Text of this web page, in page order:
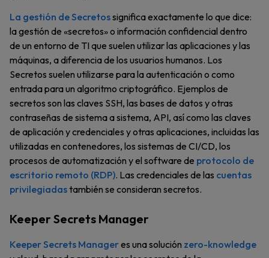
La gestión de Secretossignifica exactamente lo que dice:
la gestión de «secretos» o información confidencial dentro
de un entorno de TI que suelen utilizar las aplicaciones y las
máquinas, a diferencia de los usuarios humanos. Los
Secretos suelen utilizarse para la autenticación o como
entrada para un algoritmo criptográfico. Ejemplos de
secretos son las claves SSH, las bases de datos y otras
contraseñas de sistema a sistema, API, así como las claves
de aplicación y credenciales y otras aplicaciones, incluidas las
utilizadas en contenedores, los sistemas de CI/CD, los
procesos de automatización y el software de protocolo de
escritorio remoto (RDP). Las credenciales de las cuentas
privilegiadastambién se consideran secretos.
Keeper Secrets Manager
Keeper Secrets Manageres una solución zero-knowledge